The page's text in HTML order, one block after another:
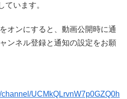
ています。
オンにすると、動画公開時に通
ンネル登録と通知の設定をお願
UCMkQLrvnW7p0GZQ0h